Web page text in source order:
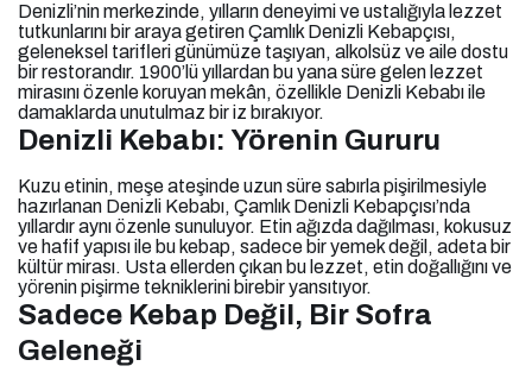
Denizli’nin merkezinde, yılların deneyimi ve ustalığıyla lezzet
tutkunlarını bir araya getiren Çamlık Denizli Kebapçısı,
geleneksel tarifleri günümüze taşıyan, alkolsüz ve aile dostu
bir restorandır. 1900’lü yıllardan bu yana süre gelen lezzet
mirasını özenle koruyan mekân, özellikle Denizli Kebabı ile
damaklarda unutulmaz bir iz bırakıyor.
Denizli Kebabı: Yörenin Gururu
Kuzu etinin, meşe ateşinde uzun süre sabırla pişirilmesiyle
hazırlanan Denizli Kebabı, Çamlık Denizli Kebapçısı’nda
yıllardır aynı özenle sunuluyor. Etin ağızda dağılması, kokusuz
ve hafif yapısı ile bu kebap, sadece bir yemek değil, adeta bir
kültür mirası. Usta ellerden çıkan bu lezzet, etin doğallığını ve
yörenin pişirme tekniklerini birebir yansıtıyor.
Sadece Kebap Değil, Bir Sofra
Geleneği